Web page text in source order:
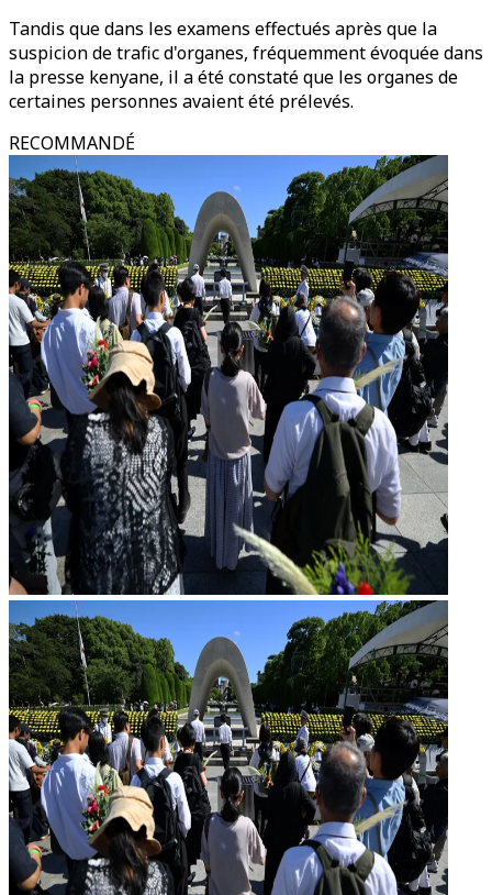
Tandis que dans les examens effectués après que la
suspicion de trafic d'organes, fréquemment évoquée dans
la presse kenyane, il a été constaté que les organes de
certaines personnes avaient été prélevés.
RECOMMANDÉ